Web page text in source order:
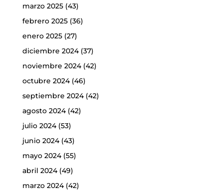
marzo 2025(43)
febrero 2025(36)
enero 2025(27)
diciembre 2024(37)
noviembre 2024(42)
octubre 2024(46)
septiembre 2024(42)
agosto 2024(42)
julio 2024(53)
junio 2024(43)
mayo 2024(55)
abril 2024(49)
marzo 2024(42)